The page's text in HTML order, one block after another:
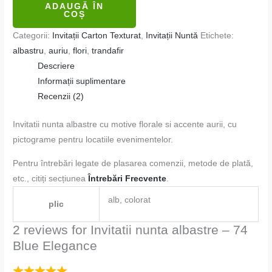
ADAUGĂ ÎN
COȘ
Categorii: Invitații Carton Texturat, Invitații Nuntă Etichete:
albastru,auriu,flori,trandafir
Descriere
Informații suplimentare
Recenzii (2)
Invitatii nunta albastre cu motive florale si accente aurii, cu
pictograme pentru locatiile evenimentelor.
Pentru întrebări legate de plasarea comenzii, metode de plată,
etc., citiți secțiunea Întrebări Frecvente
plic alb, colorat
2 reviews for Invitatii nunta albastre – 74
Blue Elegance